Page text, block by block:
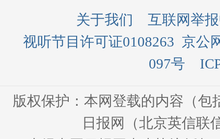
关于我们
互联网举
视听节目许可证0108263 京公
097号
版权保护：本网登载的内容（
日报网（北京英信联